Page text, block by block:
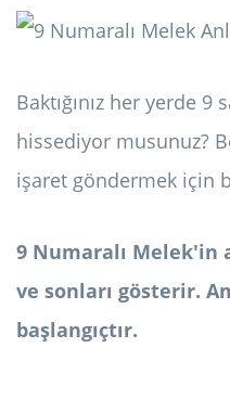
Baktığınız her yerde 9
hissediyor musunuz?
işaret göndermek için
9 Numaralı Melek'in
ve sonları gösterir.
başlangıçtır.